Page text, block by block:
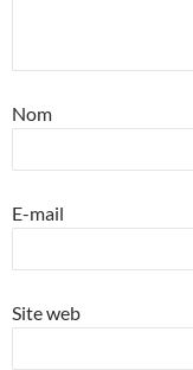
Nom
E-mail
Site web